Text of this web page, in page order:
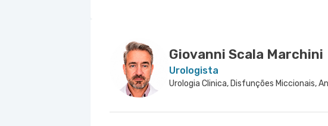
Giovanni Scala Marchini
Urologista